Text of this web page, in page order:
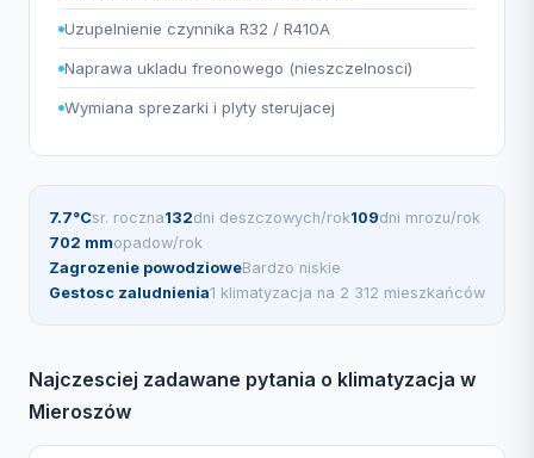
Uzupelnienie czynnika R32 / R410A
Naprawa ukladu freonowego (nieszczelnosci)
Wymiana sprezarki i plyty sterujacej
7.7°Csr. roczna132dni deszczowych/rok109dni mrozu/rok
702 mmopadow/rok
Zagrozenie powodzioweBardzo niskie
Gestosc zaludnienia1 klimatyzacja na 2 312 mieszkańców
Najczesciej zadawane pytania o klimatyzacja w
Mieroszów